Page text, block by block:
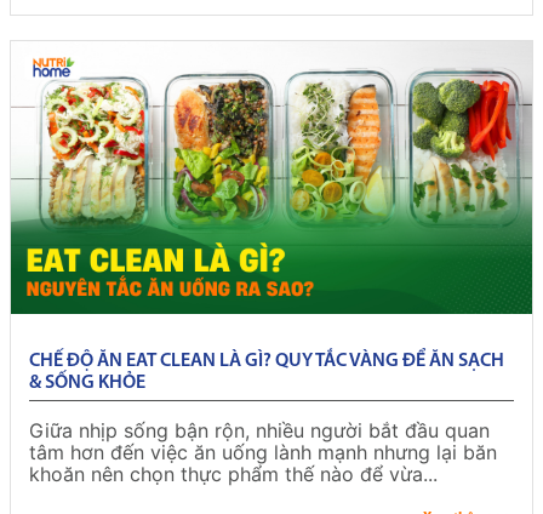
CHẾ ĐỘ ĂN EAT CLEAN LÀ GÌ? QUY TẮC VÀNG ĐỂ ĂN SẠCH
& SỐNG KHỎE
Giữa nhịp sống bận rộn, nhiều người bắt đầu quan
tâm hơn đến việc ăn uống lành mạnh nhưng lại băn
khoăn nên chọn thực phẩm thế nào để vừa...